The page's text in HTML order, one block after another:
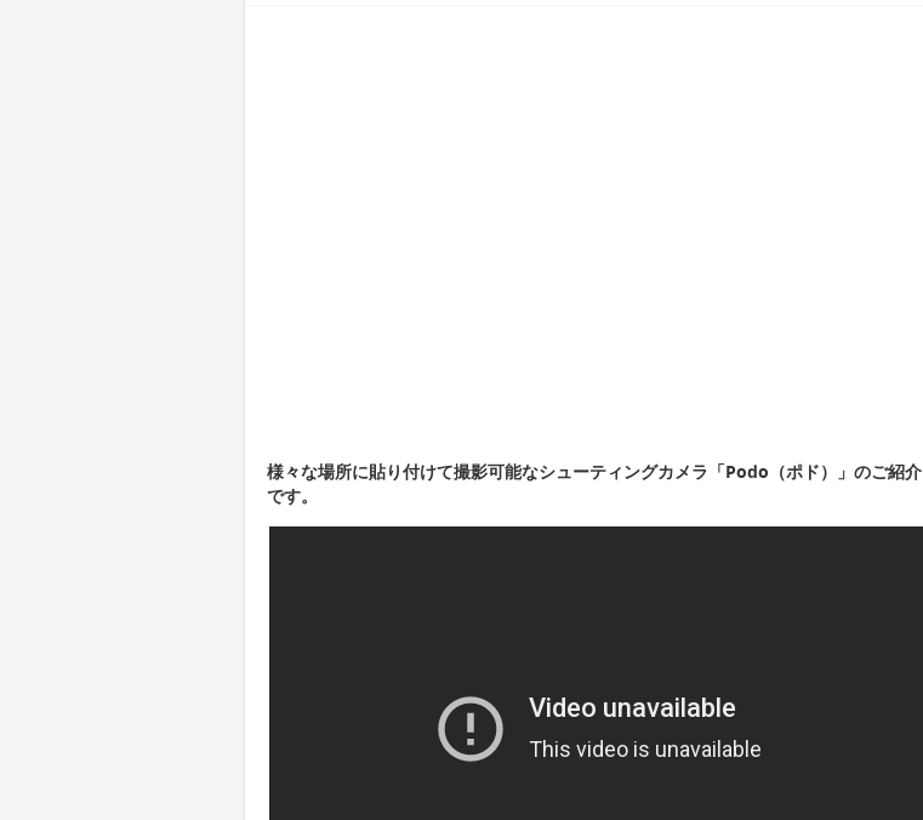
様々な場所に貼り付けて撮影可能なシューティングカメラ「Podo（ポド）」のご紹介
です。